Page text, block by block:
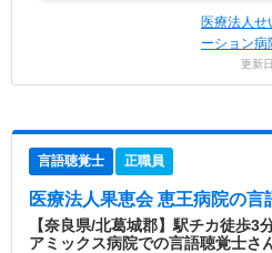
医療法人
ーション病
更新
言語聴覚士 正職員
医療法人果恵会 恵王病院の言
【奈良県/北葛城郡】駅チカ徒歩3
アミックス病院での言語聴覚士さ